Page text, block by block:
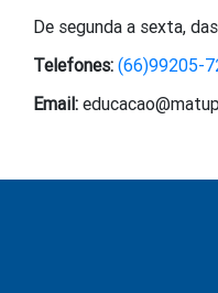
De segunda a sexta,
Telefones: (66)99205-
Email: